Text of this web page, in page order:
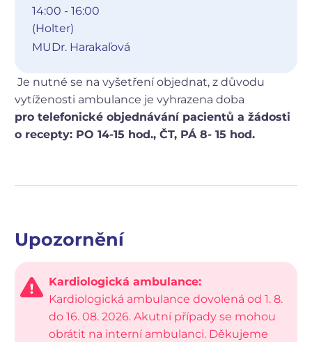
14:00 - 16:00
(Holter)
MUDr. Harakaľová
Je nutné se na vyšetření objednat, z důvodu
vytíženosti ambulance je vyhrazena doba
pro telefonické objednávání pacientů a žádosti
o recepty: PO 14-15 hod., ČT, PÁ 8- 15 hod.
Upozornění
Kardiologická ambulance:
Kardiologická ambulance dovolená od 1. 8.
do 16. 08. 2026. Akutní případy se mohou
obrátit na interní ambulanci. Děkujeme